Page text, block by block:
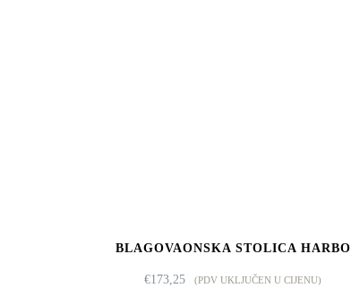
BLAGOVAONSKA STOLICA HARBO
€173,25 (PDV UKLJUČEN U CIJENU)